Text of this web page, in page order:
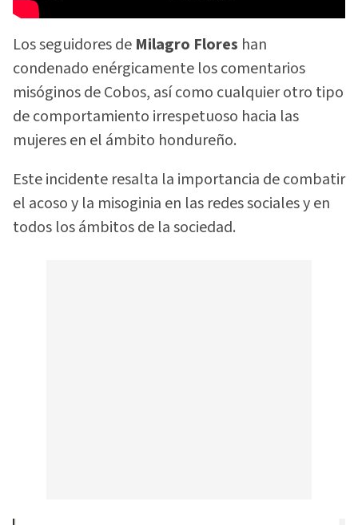
Los seguidores de Milagro Flores han
condenado enérgicamente los comentarios
misóginos de Cobos, así como cualquier otro tipo
de comportamiento irrespetuoso hacia las
mujeres en el ámbito hondureño.
Este incidente resalta la importancia de combatir
el acoso y la misoginia en las redes sociales y en
todos los ámbitos de la sociedad.